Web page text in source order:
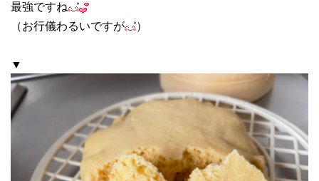
最強ですね
（お行儀わるいですが
）
▼